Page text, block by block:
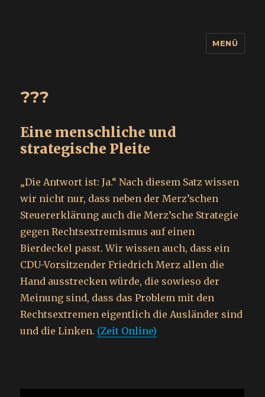
MENÜ
???
Eine menschliche und
strategische Pleite
„Die Antwort ist: Ja.“ Nach diesem Satz wissen
wir nicht nur, dass neben der Merz’schen
Steuererklärung auch die Merz’sche Strategie
gegen Rechtsextremismus auf einen
Bierdeckel passt. Wir wissen auch, dass ein
CDU-Vorsitzender Friedrich Merz allen die
Hand ausstrecken würde, die sowieso der
Meinung sind, dass das Problem mit den
Rechtsextremen eigentlich die Ausländer sind
und die Linken. (Zeit Online)